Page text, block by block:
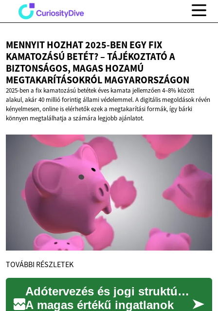
MENNYIT HOZHAT 2025-BEN EGY FIX
KAMATOZÁSÚ BETÉT? – TÁJÉKOZTATÓ A
BIZTONSÁGOS, MAGAS HOZAMÚ
MEGTAKARÍTÁSOKRÓL MAGYARORSZÁGON
2025-ben a fix kamatozású betétek éves kamata jellemzően 4–8% között
alakul, akár 40 millió forintig állami védelemmel. A digitális megoldások révén
kényelmesen, online is elérhetők ezek a megtakarítási formák, így bárki
könnyen megtalálhatja a számára legjobb ajánlatot.
TOVÁBBI RÉSZLETEK
Adótervezés és jogi struktúrák magas értékű ingatlanok vásárlásakor
A magas értékű ingatlanok